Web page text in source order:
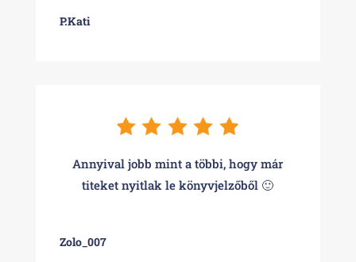
P.Kati
Annyival jobb mint a többi, hogy már
titeket nyitlak le könyvjelzőből 🙂
Zolo_007